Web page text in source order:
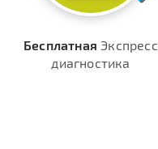
Бесплатная Экспресс
диагностика